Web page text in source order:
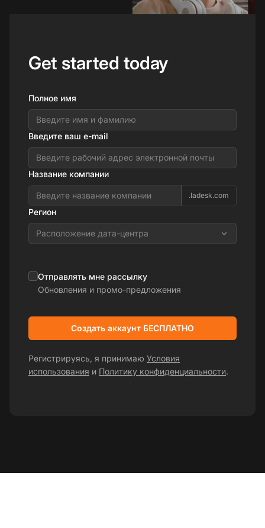
Get started today
Полное имя
Введите ваш e-mail
Название компании
.ladesk.com
Регион
Расположение дата-центра
Отправлять мне рассылку
Обновления и промо-предложения
Создать аккаунт БЕСПЛАТНО
Регистрируясь, я принимаю Условия
использования и Политику конфиденциальности.